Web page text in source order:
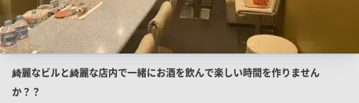
店
舗
綺麗なビルと綺麗な店内で一緒にお酒を飲んで楽しい時間を作りません
か？？